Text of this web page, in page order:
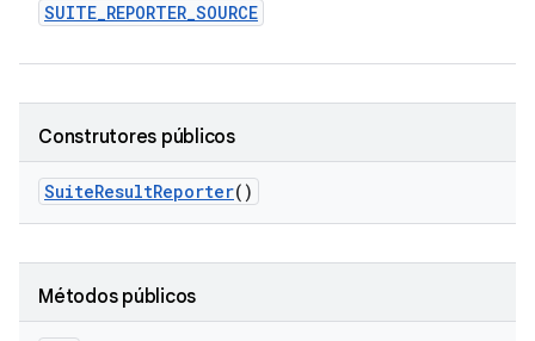
SUITE_REPORTER_SOURCE
Construtores públicos
SuiteResultReporter()
Métodos públicos